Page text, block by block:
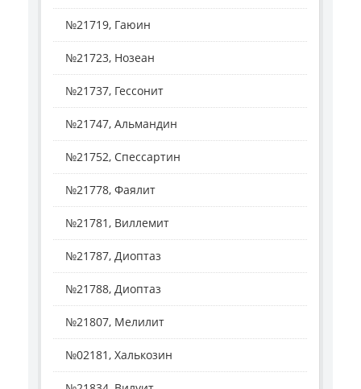
№21719, Гаюин
№21723, Нозеан
№21737, Гессонит
№21747, Альмандин
№21752, Спессартин
№21778, Фаялит
№21781, Виллемит
№21787, Диоптаз
№21788, Диоптаз
№21807, Мелилит
№02181, Халькозин